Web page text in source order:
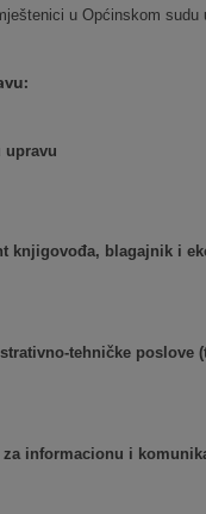
u Općinskom sudu
upravu
knjigovođa, blagajnik i
tehničke poslove
informacionu i